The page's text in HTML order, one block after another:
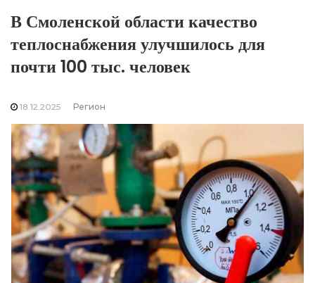
В Смоленской области качество
теплоснабжения улучшилось для
почти 100 тыс. человек
18.12.2025 Регион